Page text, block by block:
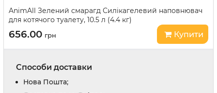
AnimAll Зелений смарагд Силікагелевий наповнювач
для котячого туалету, 10.5 л (4.4 кг)
656.00 грн Купити
Способи доставки
Нова Пошта;